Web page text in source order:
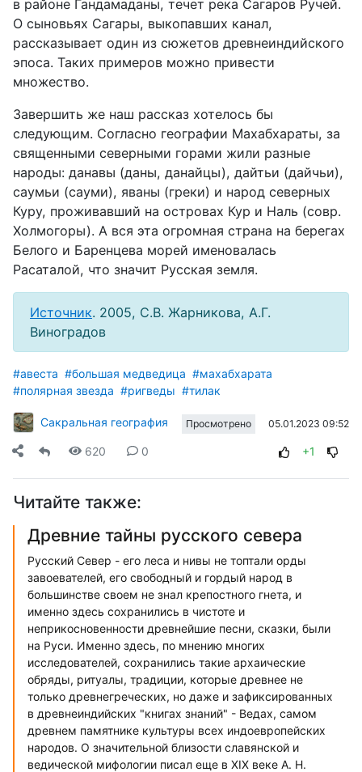
в районе Гандамаданы, течет река Сагаров Ручей.
О сыновьях Сагары, выкопавших канал,
рассказывает один из сюжетов древнеиндийского
эпоса. Таких примеров можно привести
множество.
Завершить же наш рассказ хотелось бы
следующим. Согласно географии Махабхараты, за
священными северными горами жили разные
народы: данавы (даны, данайцы), дайтьи (дайчьи),
саумьи (сауми), яваны (греки) и народ северных
Куру, проживавший на островах Кур и Наль (совр.
Холмогоры). А вся эта огромная страна на берегах
Белого и Баренцева морей именовалась
Расаталой, что значит Русская земля.
Источник. 2005, С.В. Жарникова, А.Г.
Виноградов
#авеста #большая медведица #махабхарата
#полярная звезда #ригведы #тилак
Сакральная география Просмотрено 05.01.2023 09:52
620 0 +1
Читайте также:
Древние тайны русского севера
Русский Север - его леса и нивы не топтали орды
завоевателей, его свободный и гордый народ в
большинстве своем не знал крепостного гнета, и
именно здесь сохранились в чистоте и
неприкосновенности древнейшие песни, сказки, были
на Руси. Именно здесь, по мнению многих
исследователей, сохранились такие архаические
обряды, ритуалы, традиции, которые древнее не
только древнегреческих, но даже и зафиксированных
в древнеиндийских "книгах знаний" - Ведах, самом
древнем памятнике культуры всех индоевропейских
народов. О значительной близости славянской и
ведической мифологии писал еще в XIX веке А. Н.